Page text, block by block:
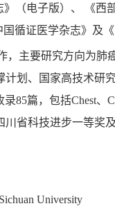
（电子版）、
《西
国循证医学杂志》及
主要研究方向为肺
计划、国家高技术研
录85篇，包括Chest、
川省科技进步一等奖
University